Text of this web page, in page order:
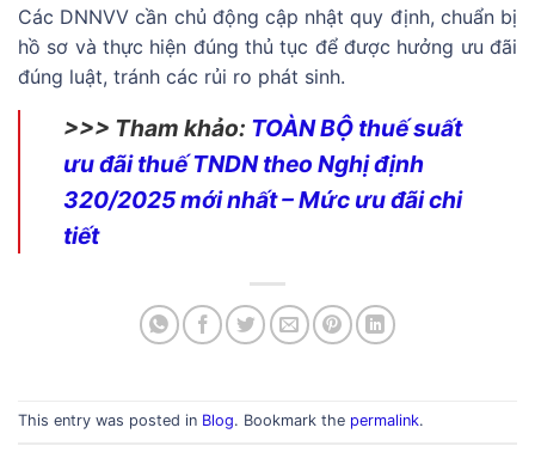
Các DNNVV cần chủ động cập nhật quy định, chuẩn bị
hồ sơ và thực hiện đúng thủ tục để được hưởng ưu đãi
đúng luật, tránh các rủi ro phát sinh.
>>> Tham khảo: TOÀN BỘ thuế suất
ưu đãi thuế TNDN theo Nghị định
320/2025 mới nhất – Mức ưu đãi chi
tiết
This entry was posted in Blog. Bookmark the permalink.